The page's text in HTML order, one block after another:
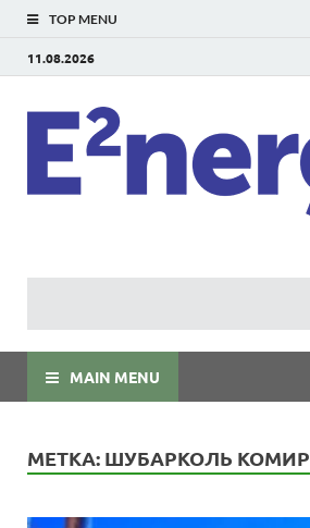
TOP MENU
11.08.2026
MAIN MENU
МЕТКА: ШУБАРКОЛЬ КОМИР